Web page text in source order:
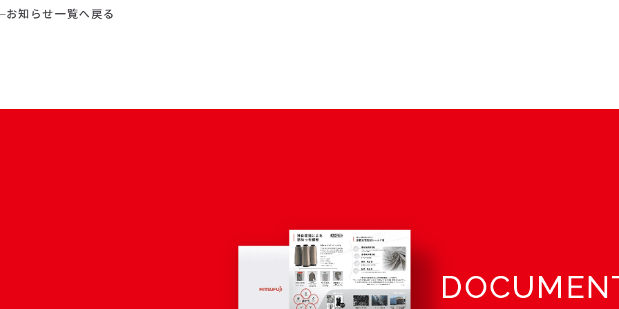
お知らせ一覧へ戻る